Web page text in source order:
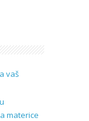
vaš
materice